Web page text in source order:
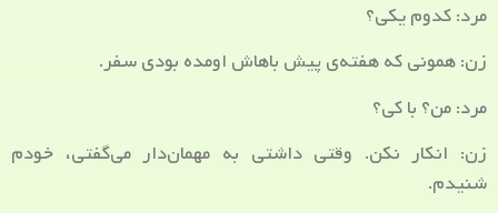
مرد: کدوم یکی؟
زن: همونی که هفته‌ی پیش باهاش اومده بودی سفر.
مرد: من؟ با کی؟
زن: انکار نکن. وقتی داشتی به مهمان‌دار می‌گفتی، خودم
شنیدم.